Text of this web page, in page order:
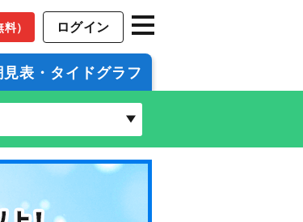
） ログイン
見表・タイドグラフ